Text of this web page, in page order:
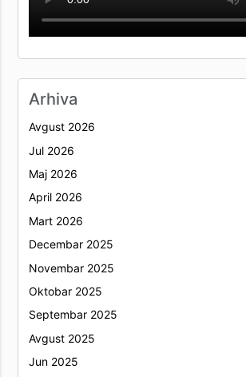
Arhiva
Avgust 2026
Jul 2026
Maj 2026
April 2026
Mart 2026
Decembar 2025
Novembar 2025
Oktobar 2025
Septembar 2025
Avgust 2025
Jun 2025